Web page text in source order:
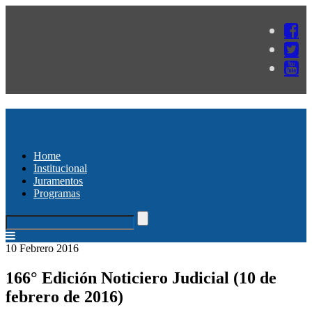
Home
Institucional
Juramentos
Programas
10 Febrero 2016
166° Edición Noticiero Judicial (10 de
febrero de 2016)